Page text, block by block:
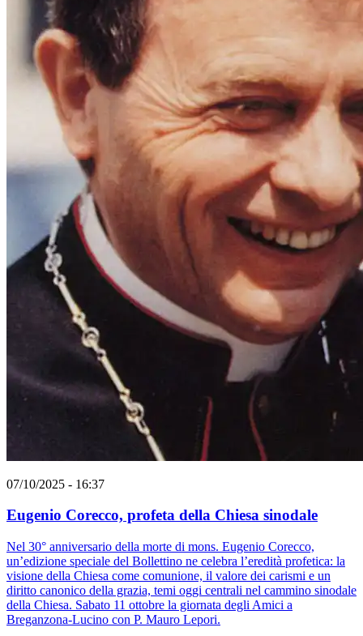
07/10/2025 - 16:37
Eugenio Corecco, profeta della Chiesa sinodale
Nel 30° anniversario della morte di mons. Eugenio Corecco,
un’edizione speciale del Bollettino ne celebra l’eredità profetica: la
visione della Chiesa come comunione, il valore dei carismi e un
diritto canonico della grazia, temi oggi centrali nel cammino sinodale
della Chiesa. Sabato 11 ottobre la giornata degli Amici a
Breganzona-Lucino con P. Mauro Lepori.